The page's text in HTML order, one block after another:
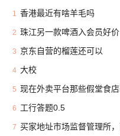
1 香港最近有啥羊毛吗
2 珠江另一款啤酒入会员好价
3 京东自营的榴莲还可以
4 大校
5 现在外卖平台那些假堂食
6 工行答题0.5
7 买家地址市场监督管理所